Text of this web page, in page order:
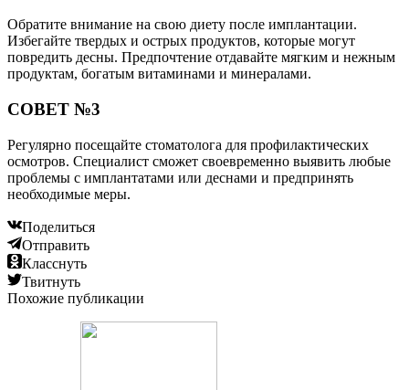
Обратите внимание на свою диету после имплантации.
Избегайте твердых и острых продуктов, которые могут
повредить десны. Предпочтение отдавайте мягким и нежным
продуктам, богатым витаминами и минералами.
СОВЕТ №3
Регулярно посещайте стоматолога для профилактических
осмотров. Специалист сможет своевременно выявить любые
проблемы с имплантатами или деснами и предпринять
необходимые меры.
Поделиться
Отправить
Класснуть
Твитнуть
Похожие публикации